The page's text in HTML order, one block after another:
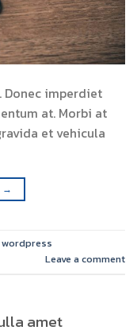
Donec imperdiet
at. Morbi at
et vehicula
→
wordpress
Leave a comment
amet